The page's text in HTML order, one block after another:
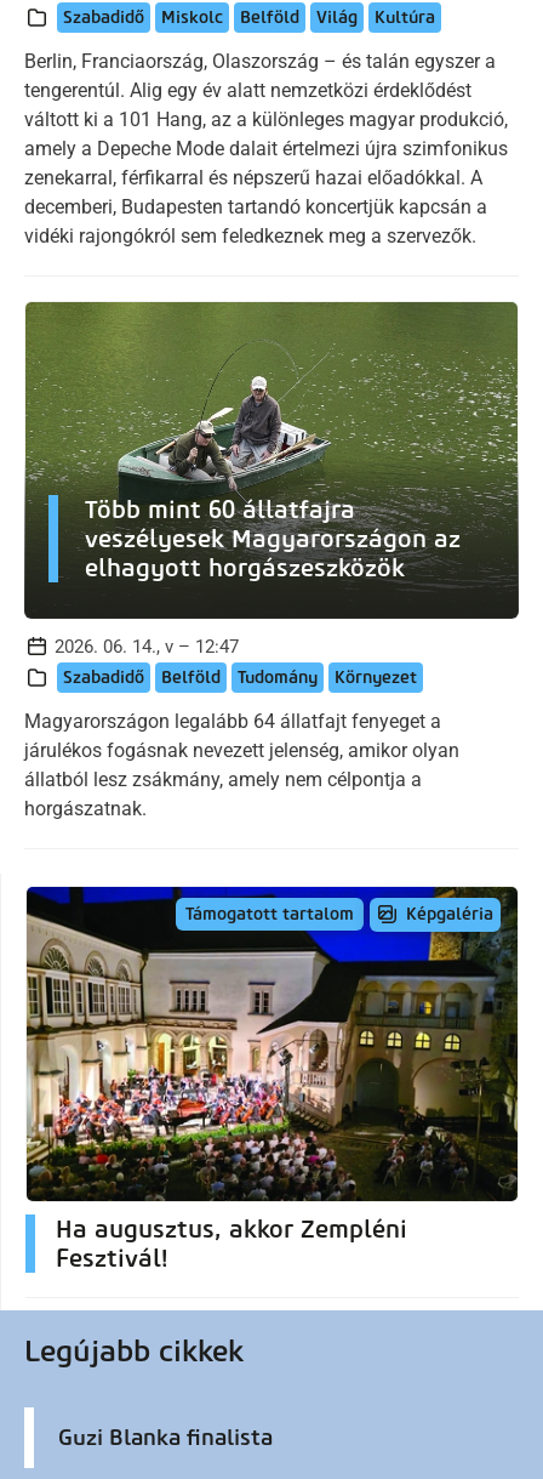
Szabadidő Miskolc Belföld Világ Kultúra
Berlin, Franciaország, Olaszország – és talán egyszer a
tengerentúl. Alig egy év alatt nemzetközi érdeklődést
váltott ki a 101 Hang, az a különleges magyar produkció,
amely a Depeche Mode dalait értelmezi újra szimfonikus
zenekarral, férfikarral és népszerű hazai előadókkal. A
decemberi, Budapesten tartandó koncertjük kapcsán a
vidéki rajongókról sem feledkeznek meg a szervezők.
Több mint 60 állatfajra
veszélyesek Magyarországon az
elhagyott horgászeszközök
2026. 06. 14., v – 12:47
Szabadidő Belföld Tudomány Környezet
Magyarországon legalább 64 állatfajt fenyeget a
járulékos fogásnak nevezett jelenség, amikor olyan
állatból lesz zsákmány, amely nem célpontja a
horgászatnak.
Támogatott tartalom Képgaléria
Ha augusztus, akkor Zempléni
Fesztivál!
Legújabb cikkek
Guzi Blanka finalista